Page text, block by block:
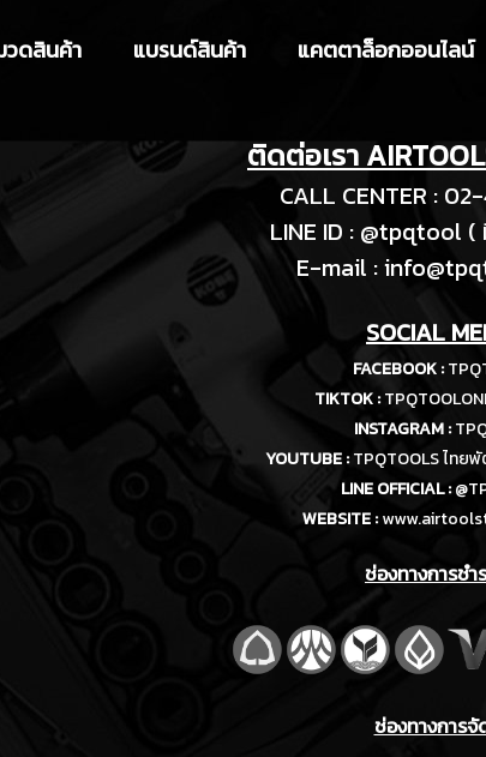
วดสินค้า แบรนด์สินค้า แคตตาล็อกออนไลน์
ติดต่อเรา
CALL CENTER :
LINE ID : @tpqtool (
E-mail :
SOCIAL
FACEBOOK :
TIKTOK :
INSTAGRAM :
YOUTUBE :TPQTOOLS ไท
LINE OFFICIAL :
WEBSITE :
ช่องทางการชำ
ช่องทางการจั